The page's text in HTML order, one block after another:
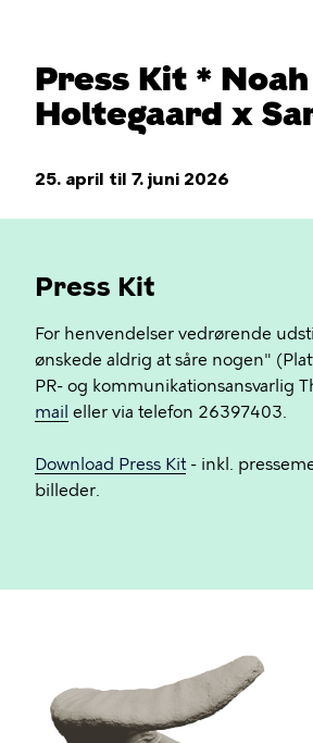
Press Kit * Noah
Holtegaard x
25. april til 7. juni 2026
Press Kit
For henvendelser vedrørende
ønskede aldrig at såre nogen"
PR- og kommunikationsansvarlig
mail eller via telefon 26397403.
Download Press Kit- inkl.
billeder.